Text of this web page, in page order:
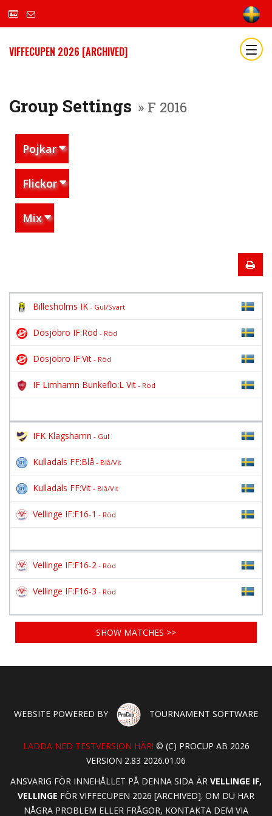
VIFFECUPEN 2026 [ARCHIVED]
Group Settings » F 2016
Pojkar
Flickor
Mix
Billesholms IK - Gul/Svart
Dösjöbro IF:Röd - Röd
Dösjöbro IF:Vit - Röd
IF Limhamn Bunkeflo:L Vit - Röd
IFK Klagshamn - Gul
Kulladals FF:Blå - Blå/Vit
Kulladals FF:Vit - Blå/Vit
Vellinge IF:F16-1 - Röd
Vellinge IF:F16-2 - Röd
Vellinge IF:F16-3 - Röd
SHOW MATCHES >>
WEBSITE POWERED BY TOURNAMENT SOFTWARE
LADDA NED TESTVERSION HÄR! © (C) PROCUP AB 2026
VERSION 2.83 2026.01.06
ANSVARIG FÖR INNEHÅLLET PÅ DENNA SIDA ÄR VELLINGE IF,
VELLINGE FÖR VIFFECUPEN 2026 [ARCHIVED]. OM DU HAR
NÅGRA PROBLEM ELLER FRÅGOR, KONTAKTA DEM VIA